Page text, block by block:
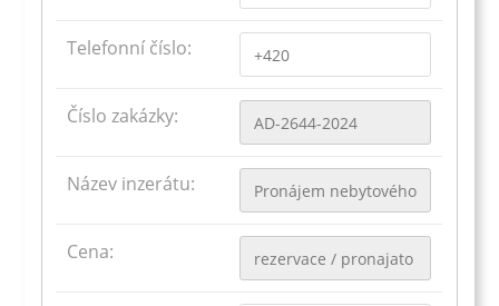
Telefonní číslo:
Číslo zakázky:
Název inzerátu:
Cena: